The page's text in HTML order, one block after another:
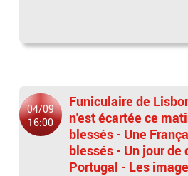
04/09
16:00
Funiculaire de
n'est écartée ce
blessés - Une
blessés - Un jour de
Portugal - Les